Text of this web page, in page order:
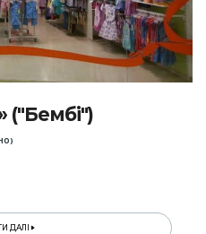
("Бембі")
ДАЛІ